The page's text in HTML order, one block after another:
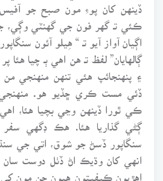
ڏينهن کان پوءِ مون صبح جو
ڪئي تـ گهر فون جي گهنٽي وڳي،
اڳيان آواز آيو تـ “ هِيلو آئون
ڳالهايان” لفظ تـ هن اهي ٻـ چيا
۽ پنهنجائپ هئي تنهن منهنجي
ڏئي مست ڪري ڇڏيو هو. منهنجي
ڪي ٿورا ڏينهن وڃي بچيا هئا،
ڳڻي گذاريا هئا. هڪ ڊگهي
سنگاپور ڏسڻ جو شوق، اتي جي
انهي کان وڌيڪ اڻ ڏٺل دوست
اهڙيون ڪيفيتون هيون جن مون